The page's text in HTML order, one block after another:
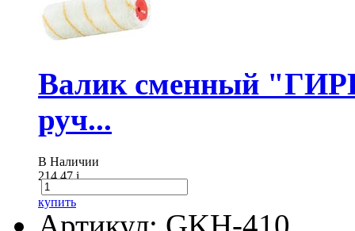
Валик сменный
руч...
В Наличии
214.47i
купить